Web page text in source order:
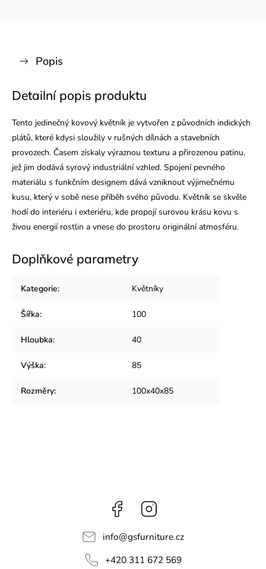
Popis
Detailní popis produktu
Tento jedinečný kovový květník je vytvořen z původních indických
plátů, které kdysi sloužily v rušných dílnách a stavebních
provozech. Časem získaly výraznou texturu a přirozenou patinu,
jež jim dodává syrový industriální vzhled. Spojení pevného
materiálu s funkčním designem dává vzniknout výjimečnému
kusu, který v sobě nese příběh svého původu. Květník se skvěle
hodí do interiéru i exteriéru, kde propojí surovou krásu kovu s
živou energií rostlin a vnese do prostoru originální atmosféru.
Doplňkové parametry
Kategorie: Květníky
Šířka: 100
Hloubka: 40
Výška: 85
Rozměry: 100x40x85
Facebook
info@gsfurniture.cz
+420 311 672 569